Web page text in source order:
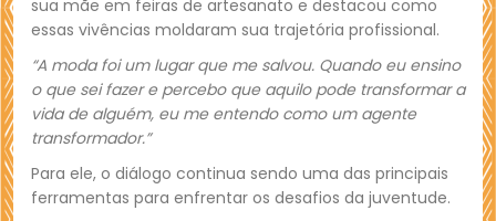
sua mãe em feiras de artesanato e destacou como
essas vivências moldaram sua trajetória profissional.
“A moda foi um lugar que me salvou. Quando eu ensino
o que sei fazer e percebo que aquilo pode transformar a
vida de alguém, eu me entendo como um agente
transformador.”
Para ele, o diálogo continua sendo uma das principais
ferramentas para enfrentar os desafios da juventude.